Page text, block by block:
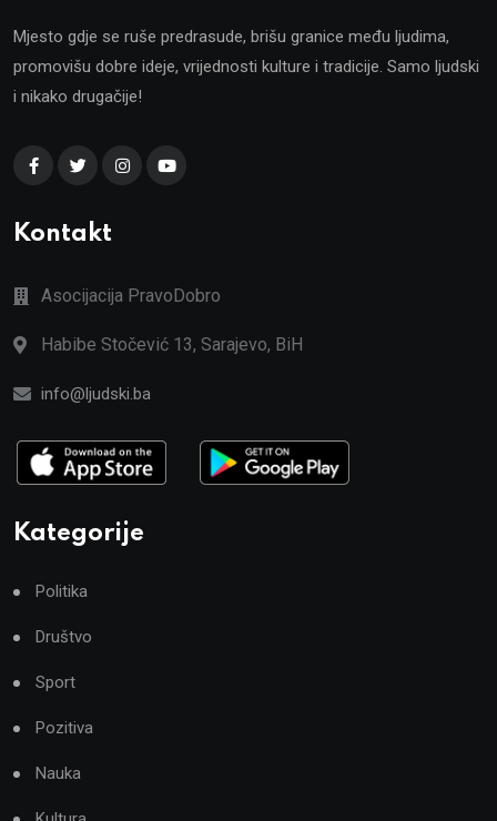
Mjesto gdje se ruše predrasude, brišu granice među ljudima,
promovišu dobre ideje, vrijednosti kulture i tradicije. Samo ljudski
i nikako drugačije!
Kontakt
Asocijacija PravoDobro
Habibe Stočević 13, Sarajevo, BiH
info@ljudski.ba
Kategorije
Politika
Društvo
Sport
Pozitiva
Nauka